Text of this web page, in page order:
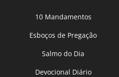
10 Mandamentos
Esboços de Pregação
Salmo do Dia
Devocional Diário